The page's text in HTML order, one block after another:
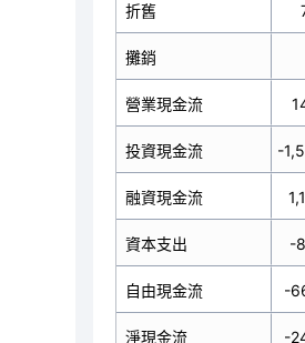
折舊
攤銷
營業現金流
投資現金流
融資現金流
資本支出
自由現金流
淨現金流
75,523
180,443
-18,925 -
-10,823
-
180,443 -
150,695 -